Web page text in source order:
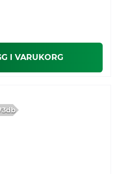
I VARUKORG